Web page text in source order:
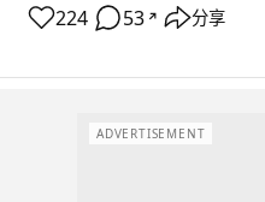
224 53 ↗ 分享
ADVERTISEMENT